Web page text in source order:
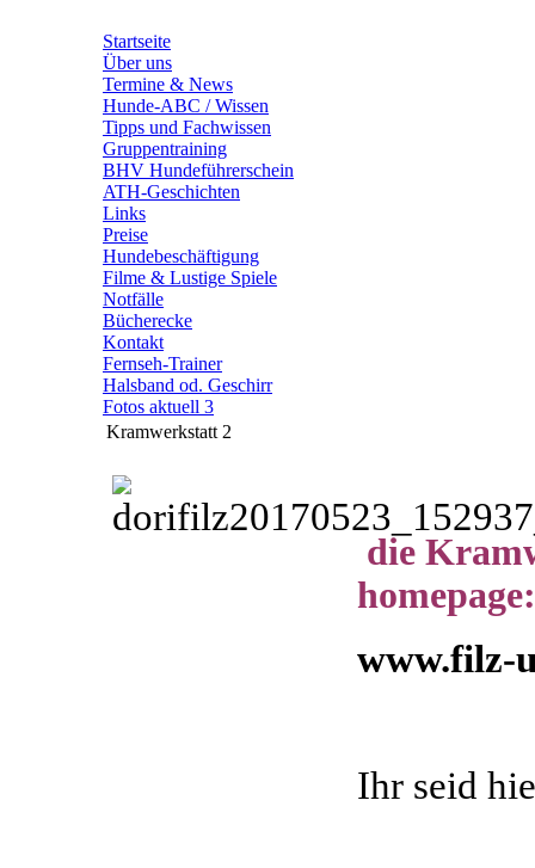
Startseite
Über uns
Termine & News
Hunde-ABC / Wissen
Tipps und Fachwissen
Gruppentraining
BHV Hundeführerschein
ATH-Geschichten
Links
Preise
Hundebeschäftigung
Filme & Lustige Spiele
Notfälle
Bücherecke
Kontakt
Fernseh-Trainer
Halsband od. Geschirr
Fotos aktuell 3
Kramwerkstatt 2
die
homepage:
www.filz-
Ihr seid